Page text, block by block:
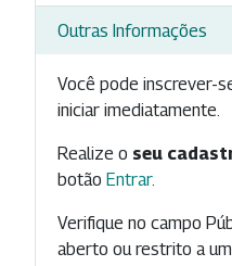
Outras Informações
Você pode inscrever-
iniciar imediatamente.
Realize o seu
botão Entrar.
Verifique no campo
aberto ou restrito a